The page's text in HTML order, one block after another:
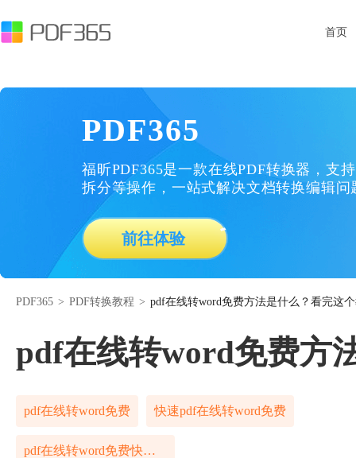
首页
PDF365
福昕PDF365是一款在线PDF转换器，支
拆分等操作，一站式解决文档转换编辑问
前往体验
PDF365 > PDF转换教程 > pdf在线转word免费方法是什么？看完这
pdf在线转word免费方
pdf在线转word免费 快速pdf在线转word免费
pdf在线转word免费快速方法